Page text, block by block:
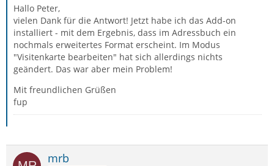
Hallo Peter,
vielen Dank für die Antwort! Jetzt habe ich das Add-on
installiert - mit dem Ergebnis, dass im Adressbuch ein
nochmals erweitertes Format erscheint. Im Modus
"Visitenkarte bearbeiten" hat sich allerdings nichts
geändert. Das war aber mein Problem!
Mit freundlichen Grüßen
fup
mrb